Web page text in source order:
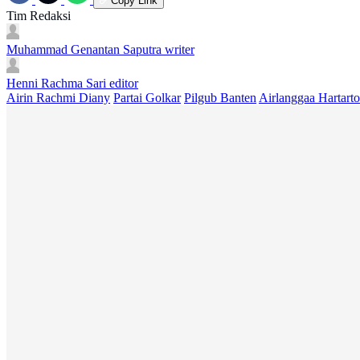
Tim Redaksi
Muhammad Genantan Saputra writer
Henni Rachma Sari editor
Airin Rachmi Diany Partai Golkar Pilgub Banten Airlanggaa Hartarto